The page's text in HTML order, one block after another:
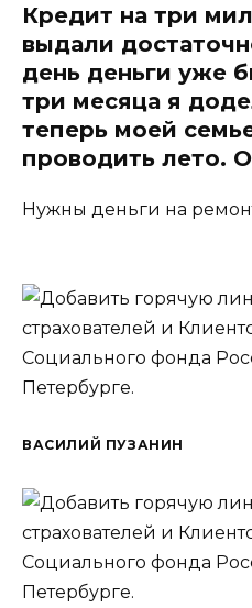
Кредит на три
выдали
день деньги уже
три месяца я
теперь моей
проводить лето.
Нужны деньги на
ВАСИЛИЙ ПУЗАНИН